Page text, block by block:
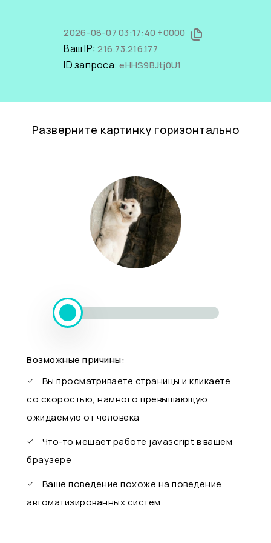
2026-08-07 03:17:40 +0000
Ваш IP:216.73.216.177
ID запроса:eHHS9BJtj0U1
Разверните картинку горизонтально
Возможные причины:
Вы просматриваете страницы и кликаете
со скоростью, намного превышающую
ожидаемую от человека
Что-то мешает работе javascript в вашем
браузере
Ваше поведение похоже на поведение
автоматизированных систем